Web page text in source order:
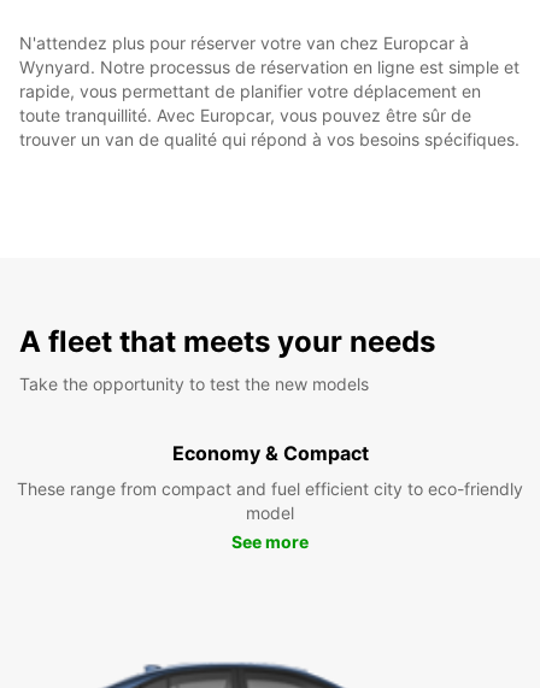
N'attendez plus pour réserver votre van chez Europcar à
Wynyard. Notre processus de réservation en ligne est simple et
rapide, vous permettant de planifier votre déplacement en
toute tranquillité. Avec Europcar, vous pouvez être sûr de
trouver un van de qualité qui répond à vos besoins spécifiques.
A fleet that meets your needs
Take the opportunity to test the new models
Economy & Compact
These range from compact and fuel efficient city to eco-friendly
model
See more